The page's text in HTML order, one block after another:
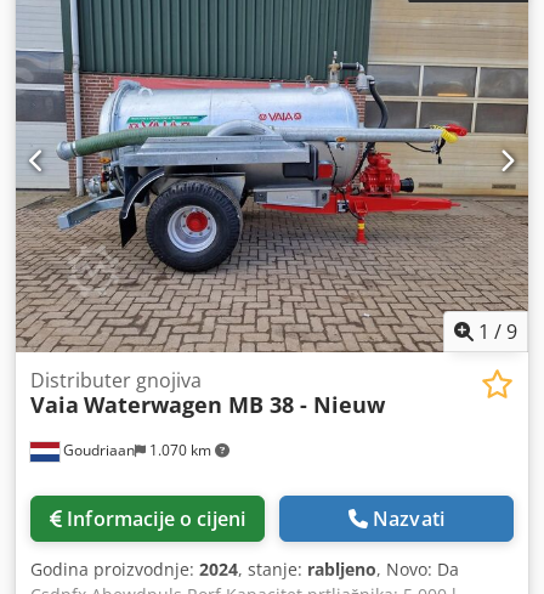
1 /9
Goudriaan 1.070 km
Distributer gnojiva
Vaia Waterwagen MB 38 - Nieuw
Informacije o cijeni Nazvati
Godina proizvodnje: 2024, stanje: rabljeno, Novo: Da